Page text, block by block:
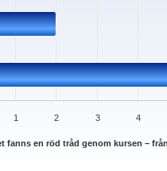
fanns en röd tråd genom kursen –
1 2 3 4